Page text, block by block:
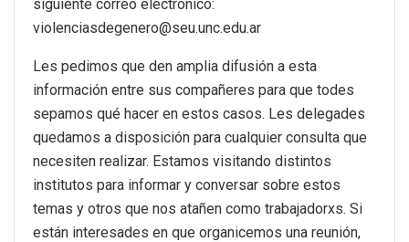
siguiente correo electrónico:
violenciasdegenero@seu.unc.edu.ar
Les pedimos que den amplia difusión a esta
información entre sus compañeres para que todes
sepamos qué hacer en estos casos. Les delegades
quedamos a disposición para cualquier consulta que
necesiten realizar. Estamos visitando distintos
institutos para informar y conversar sobre estos
temas y otros que nos atañen como trabajadorxs. Si
están interesades en que organicemos una reunión,